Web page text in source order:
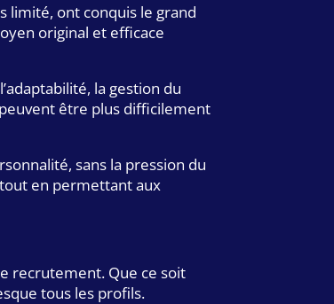
limité, ont conquis le grand
original et efficace
la gestion du
être plus difficilement
sans la pression du
tout en permettant aux
recrutement. Que ce soit
tous les profils.